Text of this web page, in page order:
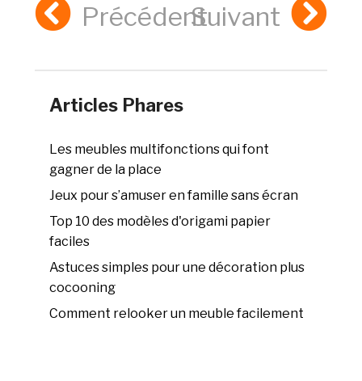
PrécédentSuivant
Articles Phares
Les meubles multifonctions qui font
gagner de la place
Jeux pour s’amuser en famille sans écran
Top 10 des modèles d'origami papier
faciles
Astuces simples pour une décoration plus
cocooning
Comment relooker un meuble facilement